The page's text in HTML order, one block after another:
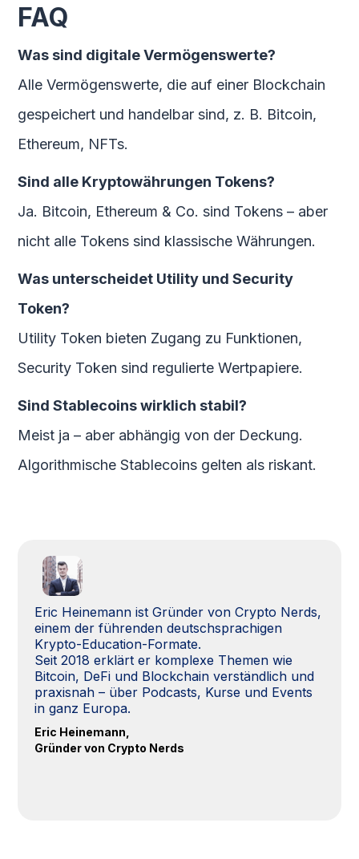
FAQ
Was sind digitale Vermögenswerte?
Alle Vermögenswerte, die auf einer Blockchain
gespeichert und handelbar sind, z. B. Bitcoin,
Ethereum, NFTs.
Sind alle Kryptowährungen Tokens?
Ja. Bitcoin, Ethereum & Co. sind Tokens – aber
nicht alle Tokens sind klassische Währungen.
Was unterscheidet Utility und Security
Token?
Utility Token bieten Zugang zu Funktionen,
Security Token sind regulierte Wertpapiere.
Sind Stablecoins wirklich stabil?
Meist ja – aber abhängig von der Deckung.
Algorithmische Stablecoins gelten als riskant.
Eric Heinemann ist Gründer von Crypto Nerds,
einem der führenden deutschsprachigen
Krypto-Education-Formate.
Seit 2018 erklärt er komplexe Themen wie
Bitcoin, DeFi und Blockchain verständlich und
praxisnah – über Podcasts, Kurse und Events
in ganz Europa.
Eric Heinemann,
Gründer von Crypto Nerds